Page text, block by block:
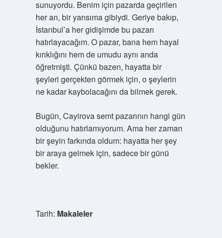
sunuyordu. Benim için pazarda geçirilen
her an, bir yansıma gibiydi. Geriye bakıp,
İstanbul’a her gidişimde bu pazarı
hatırlayacağım. O pazar, bana hem hayal
kırıklığını hem de umudu aynı anda
öğretmişti. Çünkü bazen, hayatta bir
şeyleri gerçekten görmek için, o şeylerin
ne kadar kaybolacağını da bilmek gerek.
Bugün, Cayirova semt pazarının hangi gün
olduğunu hatırlamıyorum. Ama her zaman
bir şeyin farkında oldum: hayatta her şey
bir araya gelmek için, sadece bir günü
bekler.
Tarih: Makaleler